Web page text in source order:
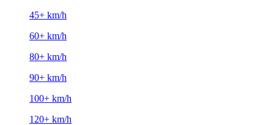
45+ km/h
60+ km/h
80+ km/h
90+ km/h
100+ km/h
120+ km/h